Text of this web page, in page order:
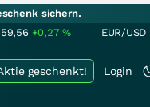
sichern.
+0,27% EUR/USD
Login
geschenkt!